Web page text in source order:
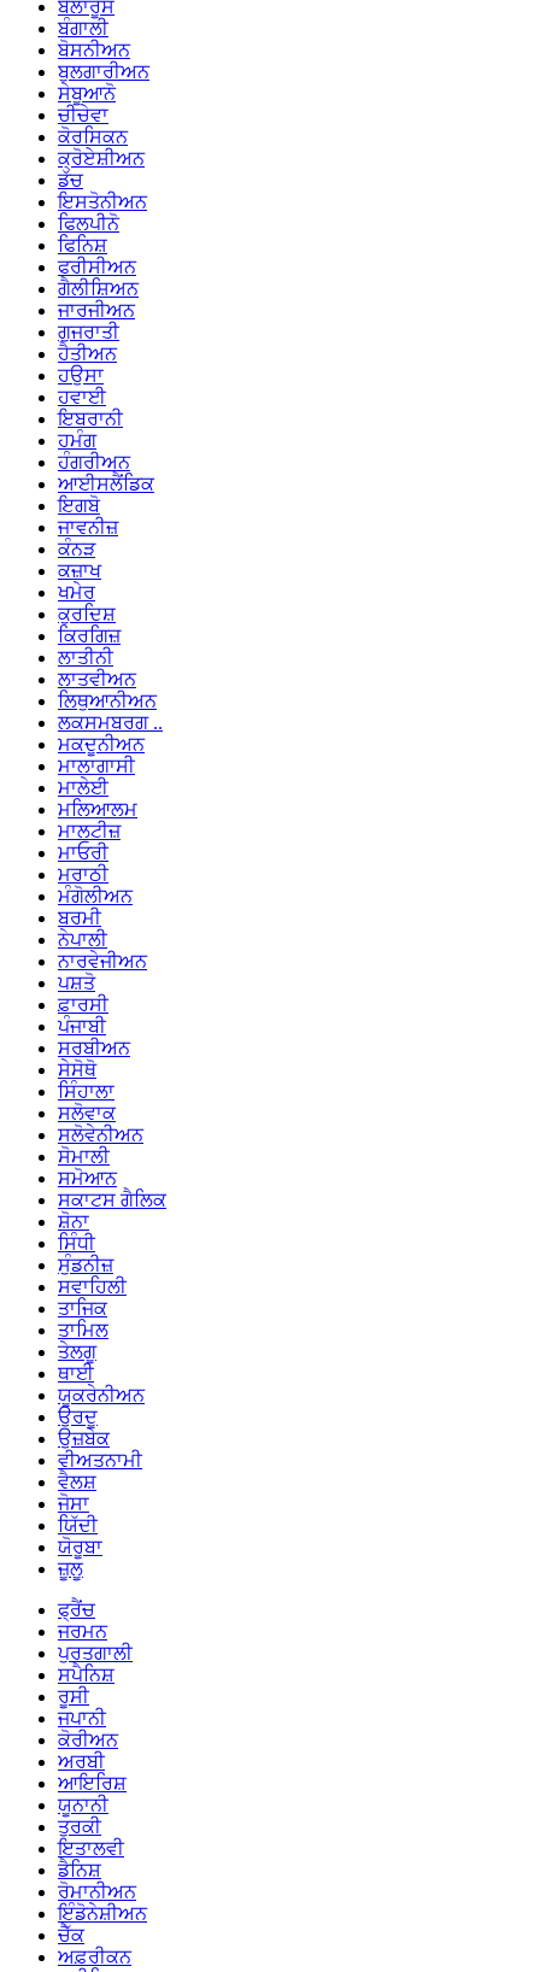
ਬੇਲਾਰੂਸ
ਬੰਗਾਲੀ
ਬੋਸਨੀਅਨ
ਬੁਲਗਾਰੀਅਨ
ਸੇਬੂਆਨੋ
ਚੀਚੇਵਾ
ਕੋਰਸਿਕਨ
ਕ੍ਰੋਏਸ਼ੀਅਨ
ਡੱਚ
ਇਸਤੋਨੀਅਨ
ਫਿਲਪੀਨੋ
ਫਿਨਿਸ਼
ਫਰੀਸੀਅਨ
ਗੈਲੀਸ਼ਿਅਨ
ਜਾਰਜੀਅਨ
ਗੁਜਰਾਤੀ
ਹੈਤੀਅਨ
ਹਉਸਾ
ਹਵਾਈ
ਇਬਰਾਨੀ
ਹਮੰਗ
ਹੰਗਰੀਅਨ
ਆਈਸਲੈਂਡਿਕ
ਇਗਬੋ
ਜਾਵਨੀਜ਼
ਕੰਨੜ
ਕਜ਼ਾਖ
ਖਮੇਰ
ਕੁਰਦਿਸ਼
ਕਿਰਗਿਜ਼
ਲਾਤੀਨੀ
ਲਾਤਵੀਅਨ
ਲਿਥੁਆਨੀਅਨ
ਲਕਸਮਬਰਗ ..
ਮਕਦੂਨੀਅਨ
ਮਾਲਾਗਾਸੀ
ਮਾਲੇਈ
ਮਲਿਆਲਮ
ਮਾਲਟੀਜ਼
ਮਾਓਰੀ
ਮਰਾਠੀ
ਮੰਗੋਲੀਅਨ
ਬਰਮੀ
ਨੇਪਾਲੀ
ਨਾਰਵੇਜੀਅਨ
ਪਸ਼ਤੋ
ਫ਼ਾਰਸੀ
ਪੰਜਾਬੀ
ਸਰਬੀਅਨ
ਸੇਸੋਥੋ
ਸਿੰਹਾਲਾ
ਸਲੋਵਾਕ
ਸਲੋਵੇਨੀਅਨ
ਸੋਮਾਲੀ
ਸਮੋਆਨ
ਸਕਾਟਸ ਗੈਲਿਕ
ਸ਼ੋਨਾ
ਸਿੰਧੀ
ਸੁੰਡਨੀਜ਼
ਸਵਾਹਿਲੀ
ਤਾਜਿਕ
ਤਾਮਿਲ
ਤੇਲਗੂ
ਥਾਈ
ਯੂਕਰੇਨੀਅਨ
ਉਰਦੂ
ਉਜ਼ਬੇਕ
ਵੀਅਤਨਾਮੀ
ਵੈਲਸ਼
ਜੋਸਾ
ਯਿੱਦੀ
ਯੋਰੂਬਾ
ਜ਼ੂਲੂ
ਫ੍ਰੈਂਚ
ਜਰਮਨ
ਪੁਰਤਗਾਲੀ
ਸਪੈਨਿਸ਼
ਰੂਸੀ
ਜਪਾਨੀ
ਕੋਰੀਅਨ
ਅਰਬੀ
ਆਇਰਿਸ਼
ਯੂਨਾਨੀ
ਤੁਰਕੀ
ਇਤਾਲਵੀ
ਡੈਨਿਸ਼
ਰੋਮਾਨੀਅਨ
ਇੰਡੋਨੇਸ਼ੀਅਨ
ਚੈੱਕ
ਅਫ਼ਰੀਕਨ